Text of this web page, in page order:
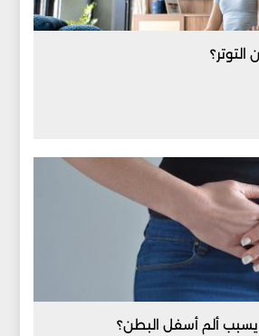
يسبب ألم أسفل البطن؟